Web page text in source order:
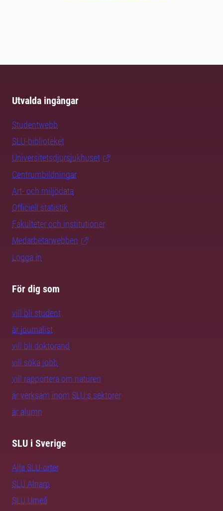
Utvalda ingångar
Studentwebb
SLU-biblioteket
Universitetsdjursjukhuset
Centrumbildningar
Art- och miljödata
Officiell statistik
Fakulteter och institutioner
Medarbetarwebben
Logga in
För dig som
vill bli student
är journalist
vill bli doktorand
vill söka jobb
vill rapportera om naturen
är verksam inom SLU:s sektorer
är alumn
SLU i Sverige
Alla SLU-orter
SLU Alnarp
SLU Umeå